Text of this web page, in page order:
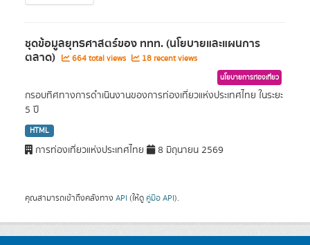
ชุดข้อมูลยุทธศาสตร์ของ ททท. (นโยบายและแผนการ
ตลาด) 664 total views 18 recent views
นโยบายการท่องเที่ยว
กรอบทิศทางการดำเนินงานของการท่องเที่ยวแห่งประเทศไทย ในระยะ
5 ปี
HTML
การท่องเที่ยวแห่งประเทศไทย 8 มิถุนายน 2569
คุณสามารถเข้าถึงคลังทาง API (ให้ดู คู่มือ API).